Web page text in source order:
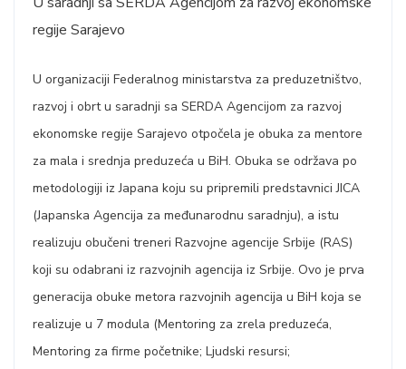
regije Sarajevo
U organizaciji Federalnog ministarstva za preduzetništvo,
razvoj i obrt u saradnji sa SERDA Agencijom za razvoj
ekonomske regije Sarajevo otpočela je obuka za mentore
za mala i srednja preduzeća u BiH. Obuka se održava po
metodologiji iz Japana koju su pripremili predstavnici JICA
(Japanska Agencija za međunarodnu saradnju), a istu
realizuju obučeni treneri Razvojne agencije Srbije (RAS)
koji su odabrani iz razvojnih agencija iz Srbije. Ovo je prva
generacija obuke metora razvojnih agencija u BiH koja se
realizuje u 7 modula (Mentoring za zrela preduzeća,
Mentoring za firme početnike; Ljudski resursi;